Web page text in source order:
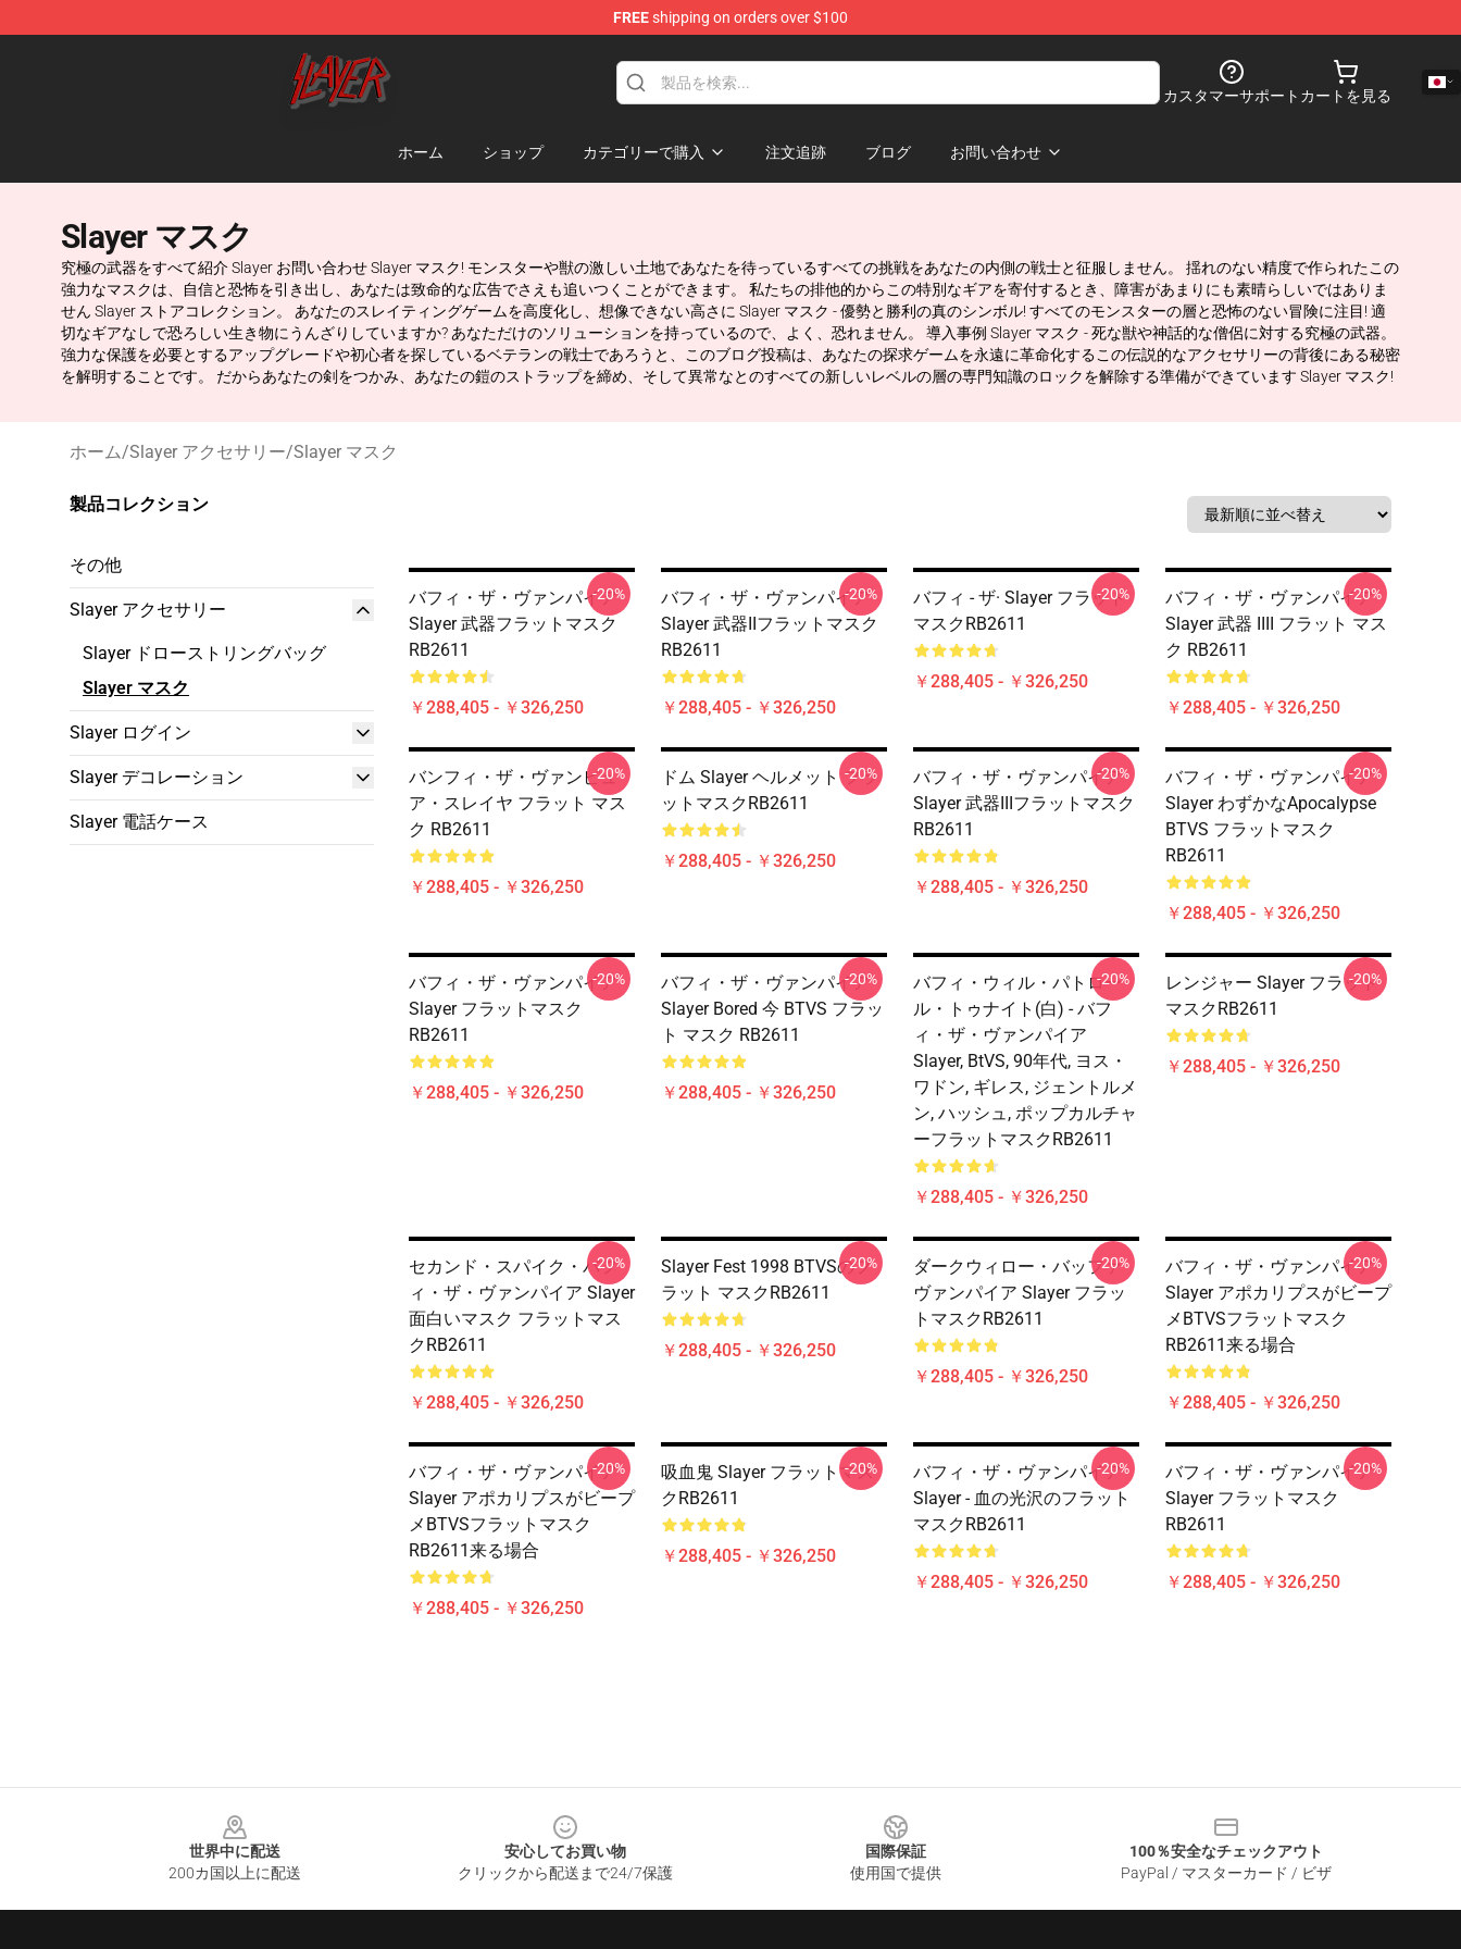
FREEshipping on orders over $100
Slayer Store - Official Slayer Merchandise Shop
カスタマーサポート カートを見る
ホーム ショップ カテゴリーで購入 注文追跡 ブログ お問い合わせ
Slayer マスク
究極の武器をすべて紹介 Slayer お問い合わせ Slayer マスク! モンスターや獣の激しい土地であなたを待っているすべての挑戦をあなたの内側の戦士と征服しません。 揺れのない精度で作られたこの
強力なマスクは、自信と恐怖を引き出し、あなたは致命的な広告でさえも追いつくことができます。 私たちの排他的からこの特別なギアを寄付するとき、障害があまりにも素晴らしいではありま
せん Slayer ストアコレクション。 あなたのスレイティングゲームを高度化し、想像できない高さに Slayer マスク - 優勢と勝利の真のシンボル! すべてのモンスターの層と恐怖のない冒険に注目! 適
切なギアなしで恐ろしい生き物にうんざりしていますか? あなただけのソリューションを持っているので、よく、恐れません。 導入事例 Slayer マスク - 死な獣や神話的な僧侶に対する究極の武器。
強力な保護を必要とするアップグレードや初心者を探しているベテランの戦士であろうと、このブログ投稿は、あなたの探求ゲームを永遠に革命化するこの伝説的なアクセサリーの背後にある秘密
を解明することです。 だからあなたの剣をつかみ、あなたの鎧のストラップを締め、そして異常なとのすべての新しいレベルの層の専門知識のロックを解除する準備ができています Slayer マスク!
ホーム/Slayer アクセサリー/Slayer マスク
製品コレクション
その他
Slayer アクセサリー
Slayer ドローストリングバッグ
Slayer マスク
Slayer ログイン
Slayer デコレーション
Slayer 電話ケース
バフィ・ザ・ヴァンパイア
Slayer 武器フラットマスク
RB2611
￥288,405 - ￥326,250
-20%
バフィ・ザ・ヴァンパイア
Slayer 武器IIフラットマスク
RB2611
￥288,405 - ￥326,250
-20%
バフィ - ザ· Slayer フラット
マスクRB2611
￥288,405 - ￥326,250
-20%
バフィ・ザ・ヴァンパイア
Slayer 武器 IIII フラット マス
ク RB2611
￥288,405 - ￥326,250
-20%
バンフィ・ザ・ヴァンピュ
ア・スレイヤ フラット マス
ク RB2611
￥288,405 - ￥326,250
-20%
ドム Slayer ヘルメット フラ
ットマスクRB2611
￥288,405 - ￥326,250
-20%
バフィ・ザ・ヴァンパイア
Slayer 武器IIIフラットマスク
RB2611
￥288,405 - ￥326,250
-20%
バフィ・ザ・ヴァンパイア
Slayer わずかなApocalypse
BTVS フラットマスク
RB2611
￥288,405 - ￥326,250
-20%
バフィ・ザ・ヴァンパイア
Slayer フラットマスク
RB2611
￥288,405 - ￥326,250
-20%
バフィ・ザ・ヴァンパイア
Slayer Bored 今 BTVS フラッ
ト マスク RB2611
￥288,405 - ￥326,250
-20%
バフィ・ウィル・パトロー
ル・トゥナイト(白) - バフ
ィ・ザ・ヴァンパイア
Slayer, BtVS, 90年代, ヨス・
ワドン, ギレス, ジェントルメ
ン, ハッシュ, ポップカルチャ
ーフラットマスクRB2611
￥288,405 - ￥326,250
-20%
レンジャー Slayer フラット
マスクRB2611
￥288,405 - ￥326,250
-20%
セカンド・スパイク・バフ
ィ・ザ・ヴァンパイア Slayer
面白いマスク フラットマス
クRB2611
￥288,405 - ￥326,250
-20%
Slayer Fest 1998 BTVSのフ
ラット マスクRB2611
￥288,405 - ￥326,250
-20%
ダークウィロー・バッファ
ヴァンパイア Slayer フラッ
トマスクRB2611
￥288,405 - ￥326,250
-20%
バフィ・ザ・ヴァンパイア
Slayer アポカリプスがビープ
メBTVSフラットマスク
RB2611来る場合
￥288,405 - ￥326,250
-20%
バフィ・ザ・ヴァンパイア
Slayer アポカリプスがビープ
メBTVSフラットマスク
RB2611来る場合
￥288,405 - ￥326,250
-20%
吸血鬼 Slayer フラットマス
クRB2611
￥288,405 - ￥326,250
-20%
バフィ・ザ・ヴァンパイア
Slayer - 血の光沢のフラット
マスクRB2611
￥288,405 - ￥326,250
-20%
バフィ・ザ・ヴァンパイア
Slayer フラットマスク
RB2611
￥288,405 - ￥326,250
-20%
世界中に配送
200カ国以上に配送
安心してお買い物
クリックから配送まで24/7保護
国際保証
使用国で提供
100％安全なチェックアウト
PayPal / マスターカード / ビザ